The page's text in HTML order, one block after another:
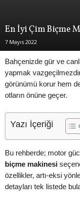
En İyi Çim Biçme
7 Mayıs 2022
Bahçenizde gür ve
yapmak
görünümü korur hem
otların önüne geçer.
Yazı İçeriği
Bu rehberde; motor
biçme makinesi
özellikler, artı-eksi
detayları tek listede